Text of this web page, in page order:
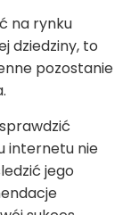
na rynku
dziedziny, to
pozostanie
internetu nie
jego